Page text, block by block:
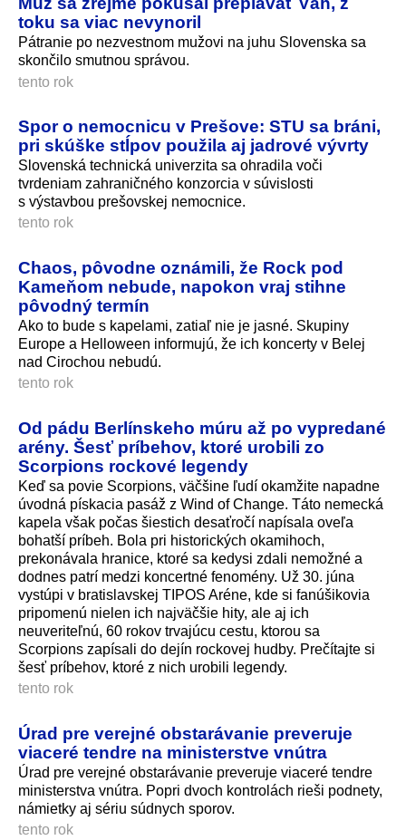
toku sa viac nevynoril
Pátranie po nezvestnom mužovi na juhu Slovenska sa
skončilo smutnou správou.
tento rok
Spor o nemocnicu v Prešove: STU sa bráni,
pri skúške stĺpov použila aj jadrové vývrty
Slovenská technická univerzita sa ohradila voči
tvrdeniam zahraničného konzorcia v súvislosti
s výstavbou prešovskej nemocnice.
tento rok
Chaos, pôvodne oznámili, že Rock pod
Kameňom nebude, napokon vraj stihne
pôvodný termín
Ako to bude s kapelami, zatiaľ nie je jasné. Skupiny
Europe a Helloween informujú, že ich koncerty v Belej
nad Cirochou nebudú.
tento rok
Od pádu Berlínskeho múru až po vypredané
arény. Šesť príbehov, ktoré urobili zo
Scorpions rockové legendy
Keď sa povie Scorpions, väčšine ľudí okamžite napadne
úvodná pískacia pasáž z Wind of Change. Táto nemecká
kapela však počas šiestich desaťročí napísala oveľa
bohatší príbeh. Bola pri historických okamihoch,
prekonávala hranice, ktoré sa kedysi zdali nemožné a
dodnes patrí medzi koncertné fenomény. Už 30. júna
vystúpi v bratislavskej TIPOS Aréne, kde si fanúšikovia
pripomenú nielen ich najväčšie hity, ale aj ich
neuveriteľnú, 60 rokov trvajúcu cestu, ktorou sa
Scorpions zapísali do dejín rockovej hudby. Prečítajte si
šesť príbehov, ktoré z nich urobili legendy.
tento rok
Úrad pre verejné obstarávanie preveruje
viaceré tendre na ministerstve vnútra
Úrad pre verejné obstarávanie preveruje viaceré tendre
ministerstva vnútra. Popri dvoch kontrolách rieši podnety,
námietky aj sériu súdnych sporov.
tento rok